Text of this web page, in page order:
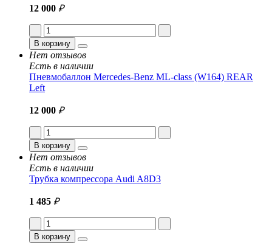
12 000 ₽
В корзину
Нет отзывов
Есть в наличии
Пневмобаллон Mercedes-Benz ML-class (W164) REAR
Left
12 000 ₽
В корзину
Нет отзывов
Есть в наличии
Трубка компрессора Audi A8D3
1 485 ₽
В корзину